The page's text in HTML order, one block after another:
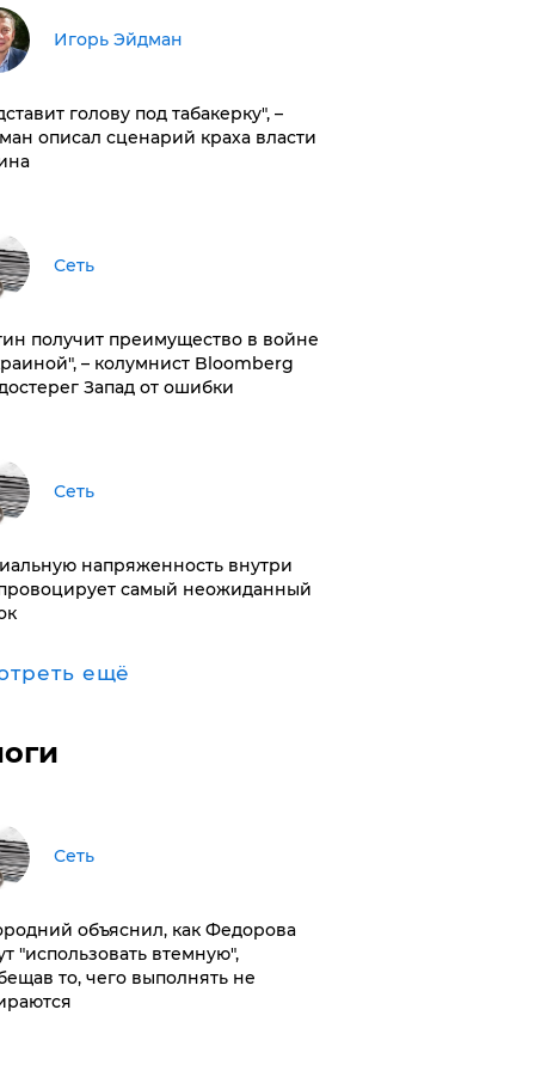
Игорь Эйдман
голову под табакерку", –
описал сценарий краха власти
Сеть
получит преимущество в войне
– колумнист Bloomberg
Запад от ошибки
Сеть
напряженность внутри
самый неожиданный
ещё
Сеть
объяснил, как Федорова
"использовать втемную",
то, чего выполнять не